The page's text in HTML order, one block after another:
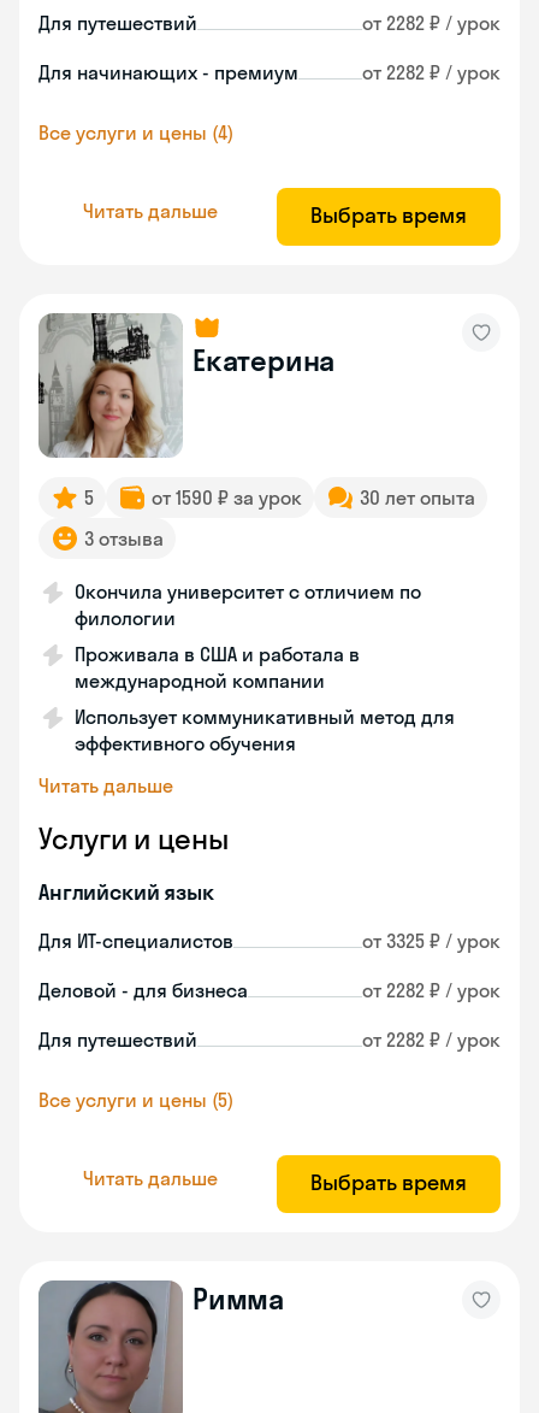
Для путешествий от 2282 ₽ / урок
Для начинающих - премиум от 2282 ₽ / урок
Все услуги и цены (4)
Читать дальше Выбрать время
Екатерина
5 от 1590 ₽ за урок
30 лет опыта
3 отзыва
Окончила университет с отличием по
филологии
Проживала в США и работала в
международной компании
Использует коммуникативный метод для
эффективного обучения
Читать дальше
Услуги и цены
Английский язык
Для ИТ-специалистов от 3325 ₽ / урок
Деловой - для бизнеса от 2282 ₽ / урок
Для путешествий от 2282 ₽ / урок
Все услуги и цены (5)
Читать дальше Выбрать время
Римма